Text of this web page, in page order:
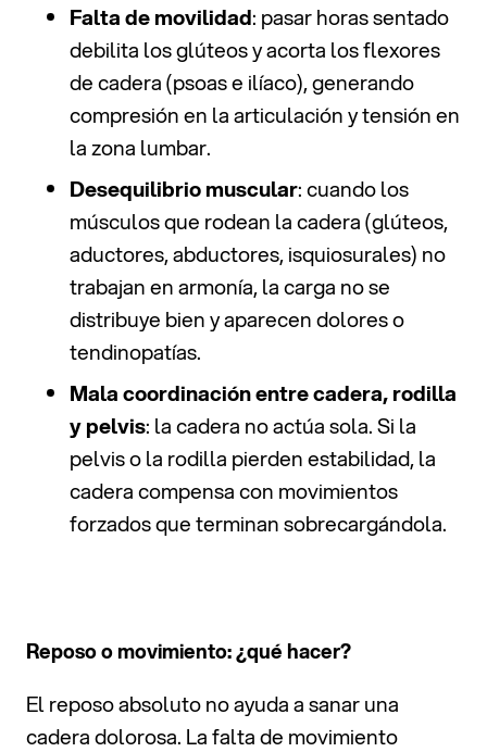
Falta de movilidad: pasar horas sentado
debilita los glúteos y acorta los flexores
de cadera (psoas e ilíaco), generando
compresión en la articulación y tensión en
la zona lumbar.
Desequilibrio muscular: cuando los
músculos que rodean la cadera (glúteos,
aductores, abductores, isquiosurales) no
trabajan en armonía, la carga no se
distribuye bien y aparecen dolores o
tendinopatías.
Mala coordinación entre cadera, rodilla
y pelvis: la cadera no actúa sola. Si la
pelvis o la rodilla pierden estabilidad, la
cadera compensa con movimientos
forzados que terminan sobrecargándola.
Reposo o movimiento: ¿qué hacer?
El reposo absoluto no ayuda a sanar una
cadera dolorosa. La falta de movimiento